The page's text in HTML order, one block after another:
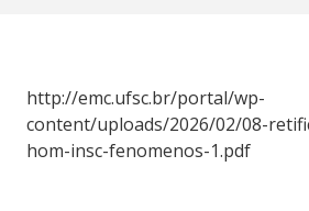
http://emc.ufsc.br/portal/wp-
content/uploads/2026/02/08-
hom-insc-fenomenos-1.pdf